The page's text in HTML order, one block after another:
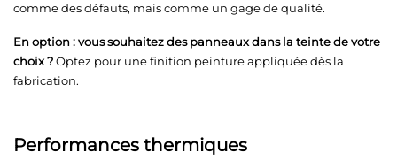
comme des défauts, mais comme un gage de qualité.
En option : vous souhaitez des panneaux dans la teinte de votre
choix ?Optez pour une finition peinture appliquée dès la
fabrication.
Performances thermiques